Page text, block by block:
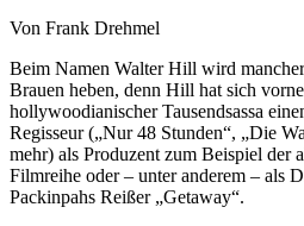
Von Frank Drehmel
Beim Namen Walter Hill wird
Brauen heben, denn Hill hat sich
hollywoodianischer Tausendsassa
Regisseur („Nur 48 Stunden“, „Die
mehr) als Produzent zum Beispiel der
Filmreihe oder – unter anderem – als
Packinpahs Reißer „Getaway“.